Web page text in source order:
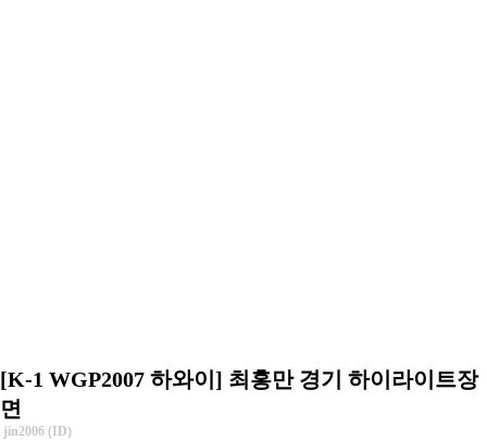
[K-1 WGP2007 하와이] 최홍만 경기 하이라이트장
면
jin2006 (ID)